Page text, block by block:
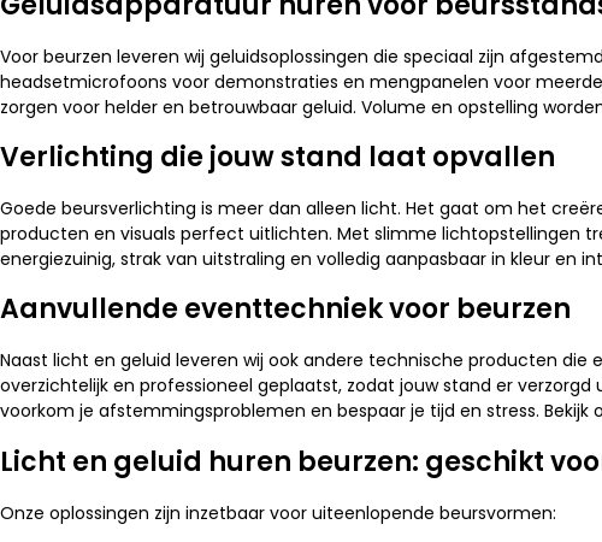
Voor beurzen leveren wij geluidsoplossingen die speciaal zijn
headsetmicrofoons voor demonstraties en mengpanelen voor
zorgen voor helder en betrouwbaar geluid. Volume en opstelling
Verlichting die jouw stand laat opvallen
Goede beursverlichting is meer dan alleen licht. Het gaat om het
producten en visuals perfect uitlichten. Met slimme lichtopstellingen
energiezuinig, strak van uitstraling en volledig aanpasbaar in kleur en
Aanvullende eventtechniek voor beurzen
Naast licht en geluid leveren wij ook andere technische producten
overzichtelijk en professioneel geplaatst, zodat jouw stand er
voorkom je afstemmingsproblemen en bespaar je tijd en stress. Bekijk
Licht en geluid huren beurzen: geschikt
Onze oplossingen zijn inzetbaar voor uiteenlopende beursvormen: